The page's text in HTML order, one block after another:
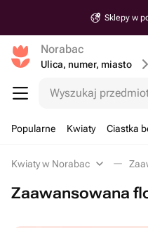
Sklepy w
Norabac
Ulica, numer, miasto
Wyszukaj
Popularne Kwiaty Ciastka
Kwiaty w Norabac
Zaawansowana